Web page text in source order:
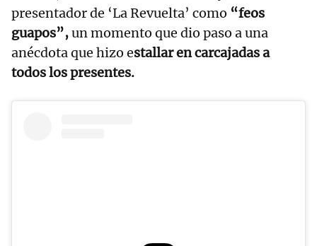
presentador de ‘La Revuelta’ como “feos
guapos”,un momento que dio paso a una
anécdota que hizo estallar en carcajadas a
todos los presentes.